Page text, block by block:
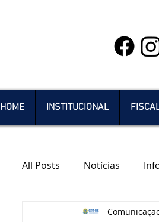
HOME INSTITUCIONAL
All Posts Notícias